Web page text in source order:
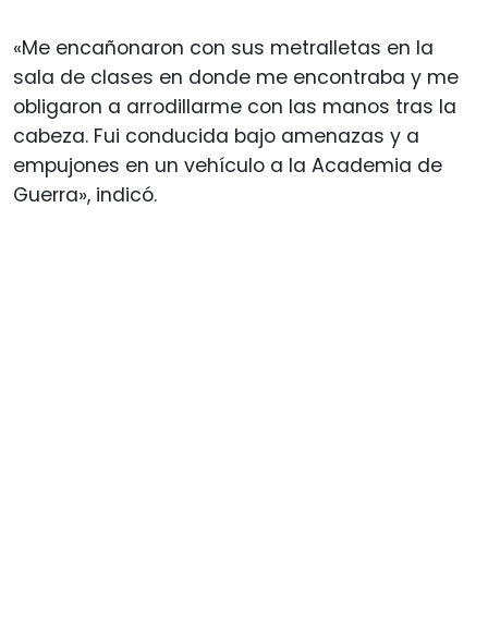
«Me encañonaron con sus metralletas en la
sala de clases en donde me encontraba y me
obligaron a arrodillarme con las manos tras la
cabeza. Fui conducida bajo amenazas y a
empujones en un vehículo a la Academia de
Guerra», indicó.